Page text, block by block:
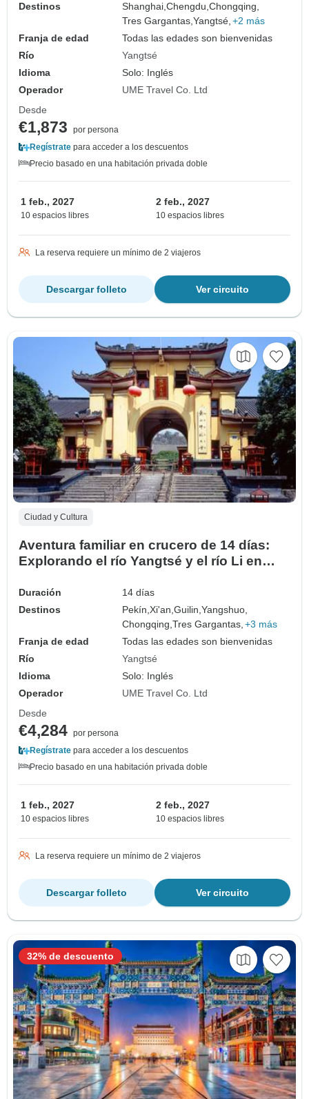
Destinos
Shanghai,Chengdu,Chongqing,
Tres Gargantas,Yangtsé, +2 más
Franja de edad
Todas las edades son bienvenidas
Río
Yangtsé
Idioma
Solo: Inglés
Operador
UME Travel Co. Ltd
Desde
€1,873
por persona
Regístrate para acceder a los descuentos
Precio basado en una habitación privada doble
1 feb., 2027
10 espacios libres
2 feb., 2027
10 espacios libres
La reserva requiere un mínimo de 2 viajeros
Ver circuito
Descargar folleto
Ciudad y Cultura
Aventura familiar en crucero de 14 días:
Explorando el río Yangtsé y el río Li en
Duración
14 días
Destinos
Pekín,Xi'an,Guilin,Yangshuo,
Chongqing,Tres Gargantas, +3 más
Franja de edad
Todas las edades son bienvenidas
Río
Yangtsé
Idioma
Solo: Inglés
Operador
UME Travel Co. Ltd
Desde
€4,284 por persona
Regístrate para acceder a los descuentos
Precio basado en una habitación privada doble
1 feb., 2027
10 espacios libres
2 feb., 2027
10 espacios libres
La reserva requiere un mínimo de 2 viajeros
Ver circuito
Descargar folleto
32% de descuento